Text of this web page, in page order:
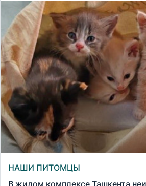
НАШИ ПИТОМЦЫ